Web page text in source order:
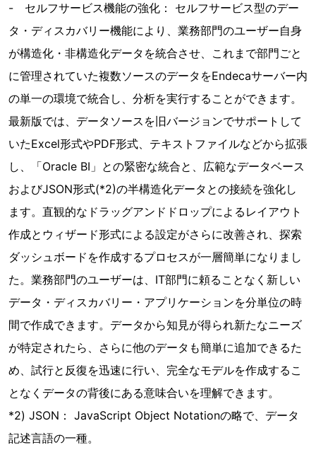
- セルフサービス機能の強化： セルフサービス型のデー
タ・ディスカバリー機能により、業務部門のユーザー自身
が構造化・非構造化データを統合させ、これまで部門ごと
に管理されていた複数ソースのデータをEndecaサーバー内
の単一の環境で統合し、分析を実行することができます。
最新版では、データソースを旧バージョンでサポートして
いたExcel形式やPDF形式、テキストファイルなどから拡張
し、「Oracle BI」との緊密な統合と、広範なデータベース
およびJSON形式(*2)の半構造化データとの接続を強化し
ます。直観的なドラッグアンドドロップによるレイアウト
作成とウィザード形式による設定がさらに改善され、探索
ダッシュボードを作成するプロセスが一層簡単になりまし
た。業務部門のユーザーは、IT部門に頼ることなく新しい
データ・ディスカバリー・アプリケーションを分単位の時
間で作成できます。データから知見が得られ新たなニーズ
が特定されたら、さらに他のデータも簡単に追加できるた
め、試行と反復を迅速に行い、完全なモデルを作成するこ
となくデータの背後にある意味合いを理解できます。
*2) JSON： JavaScript Object Notationの略で、データ
記述言語の一種。